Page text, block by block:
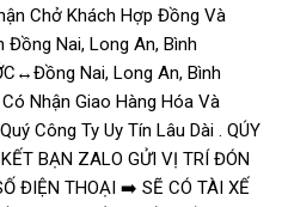
Chở Khách Hợp Đồng Và
Đồng Nai, Long An, Bình
Nai, Long An, Bình
Nhận Giao Hàng Hóa Và
Công Ty Uy Tín Lâu Dài . QÚY
BẠN ZALO GỬI VỊ TRÍ ĐÓN
ĐIỆN THOẠI ➡️ SẼ CÓ TÀI XẾ